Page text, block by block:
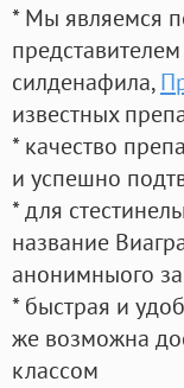
* Мы являемся
силденафила,
известных
* качество
и успешно
* для
название
анонимныого
* быстрая и
же возможна
классом